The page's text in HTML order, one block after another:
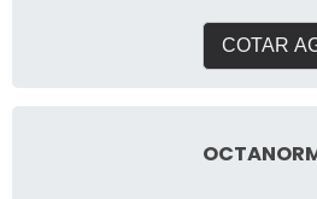
que
para
COTAR